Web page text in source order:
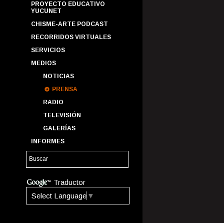
PROYECTO EDUCATIVO
YUCUNET
CHISME-ARTE PODCAST
RECORRIDOS VIRTUALES
SERVICIOS
MEDIOS
NOTICIAS
PRENSA
RADIO
TELEVISIÓN
GALERÍAS
INFORMES
Traductor
Select Language ▼